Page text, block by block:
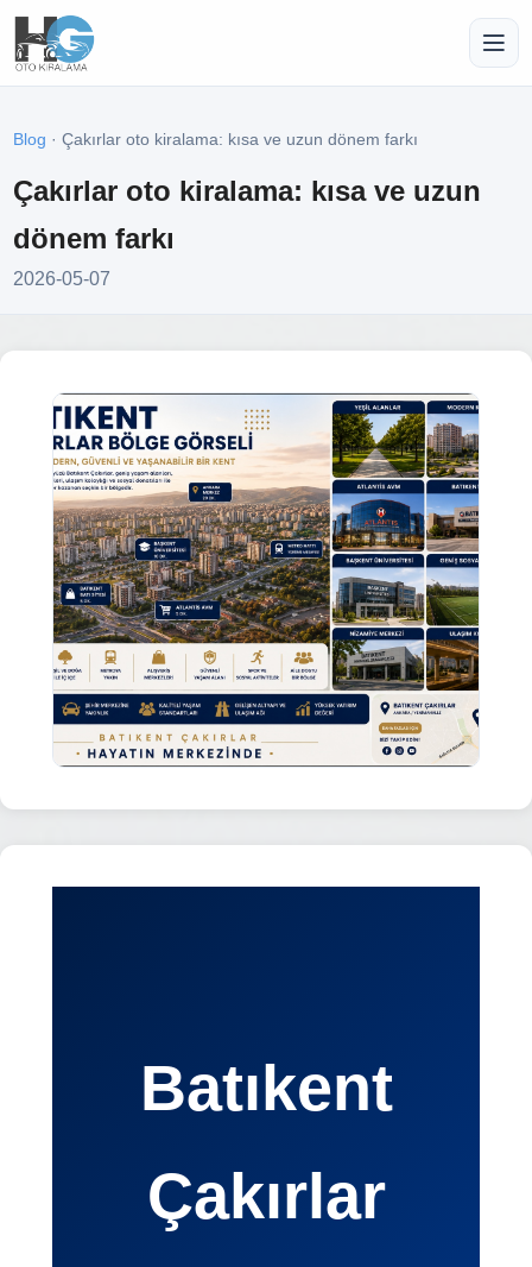
Blog · Çakırlar oto kiralama: kısa ve uzun dönem farkı
Çakırlar oto kiralama: kısa ve uzun
dönem farkı
2026-05-07
Batıkent
Çakırlar